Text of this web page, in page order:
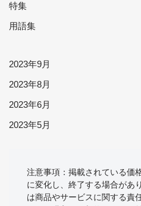
特集
用語集
2023年9月
2023年8月
2023年6月
2023年5月
注意事項：掲載されている価
に変化し、終了する場合があ
は商品やサービスに関する責